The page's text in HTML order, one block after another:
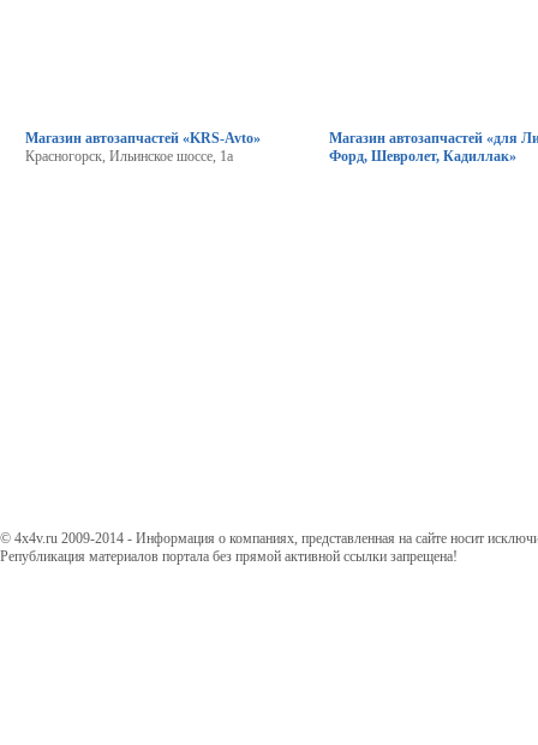
Магазин автозапчастей «KRS-Avto»
Красногорск, Ильинское шоссе, 1а
Магазин автозапчастей «для
Форд, Шевролет, Кадиллак»
© 4x4v.ru 2009-2014 - Информация о компаниях, представленная на сайте носит
Републикация материалов портала без прямой активной ссылки запрещена!